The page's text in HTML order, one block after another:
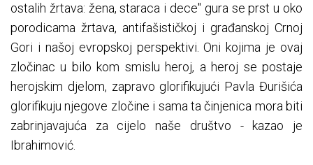
ostalih žrtava: žena, staraca i dece" gura se prst u oko
porodicama žrtava, antifašističkoj i građanskoj Crnoj
Gori i našoj evropskoj perspektivi. Oni kojima je ovaj
zločinac u bilo kom smislu heroj, a heroj se postaje
herojskim djelom, zapravo glorifikujući Pavla Đurišića
glorifikuju njegove zločine i sama ta činjenica mora biti
zabrinjavajuća za cijelo naše društvo - kazao je
Ibrahimović.